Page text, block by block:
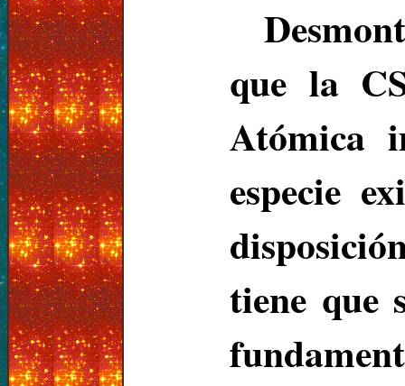
que la
Atómica
especie
tiene que